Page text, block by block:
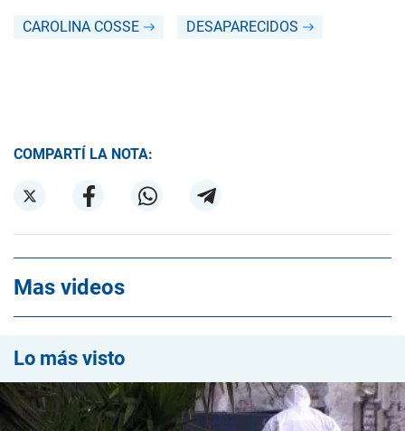
CAROLINA COSSE DESAPARECIDOS
COMPARTÍ LA NOTA:
Mas videos
Lo más visto